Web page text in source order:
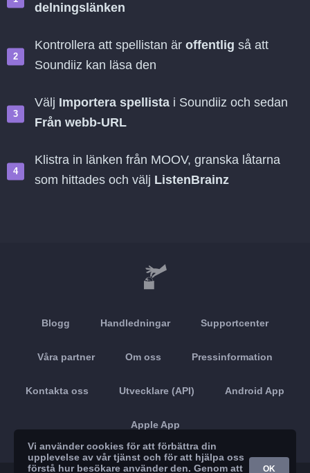
delningslänken
Kontrollera att spellistan är offentlig så att
Soundiiz kan läsa den
Välj Importera spellista i Soundiiz och sedan
Från webb-URL
Klistra in länken från MOOV, granska låtarna
som hittades och välj ListenBrainz
Blogg Handledningar Supportcenter
Våra partner Om oss Pressinformation
Kontakta oss Utvecklare (API) Android App
Apple App
Vi använder cookies för att förbättra din
upplevelse av vår tjänst och för att hjälpa oss
förstå hur besökare använder den. Genom att
OK